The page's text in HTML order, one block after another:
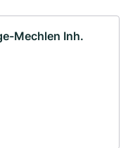
Mechlen Inh.